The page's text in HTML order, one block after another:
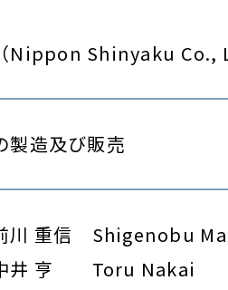
（Nippon Shinyaku Co.,
製造及び販売
川 重信 Shigenobu
井 亨 Toru Nakai